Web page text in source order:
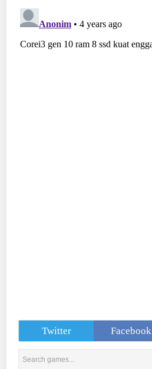
Twitter Facebook